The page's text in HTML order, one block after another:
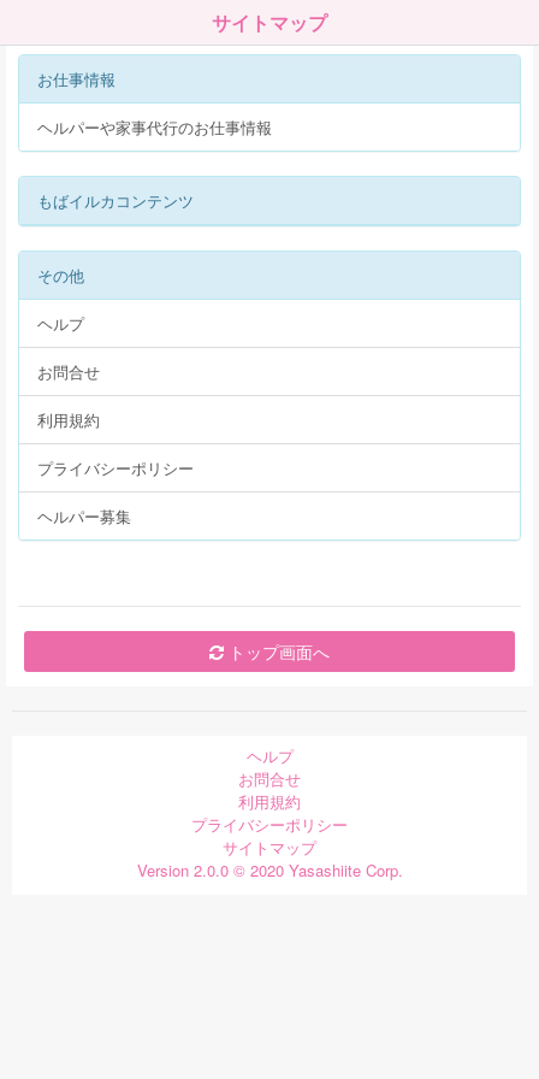
サイトマップ
お仕事情報
ヘルパーや家事代行のお仕事情報
もばイルカコンテンツ
その他
ヘルプ
お問合せ
利用規約
プライバシーポリシー
ヘルパー募集
トップ画面へ
ヘルプ
お問合せ
利用規約
プライバシーポリシー
サイトマップ
Version 2.0.0 © 2020 Yasashiite Corp.